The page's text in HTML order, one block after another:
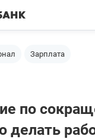
Зарплата
по
делать